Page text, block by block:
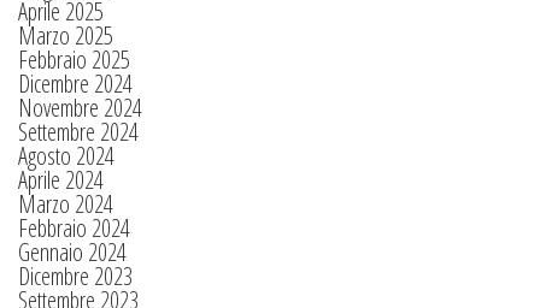
Aprile 2025
Marzo 2025
Febbraio 2025
Dicembre 2024
Novembre 2024
Settembre 2024
Agosto 2024
Aprile 2024
Marzo 2024
Febbraio 2024
Gennaio 2024
Dicembre 2023
Settembre 2023